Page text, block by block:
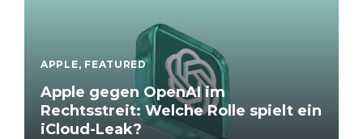
APPLE, FEATURED
Apple gegen OpenAI im
Rechtsstreit: Welche Rolle spielt ein
iCloud-Leak?